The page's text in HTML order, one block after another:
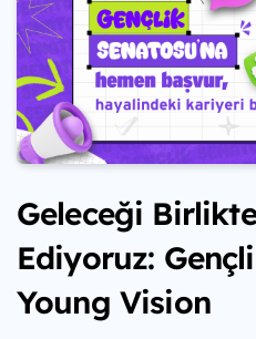
Geleceği
Ediyoruz:
Young Vision